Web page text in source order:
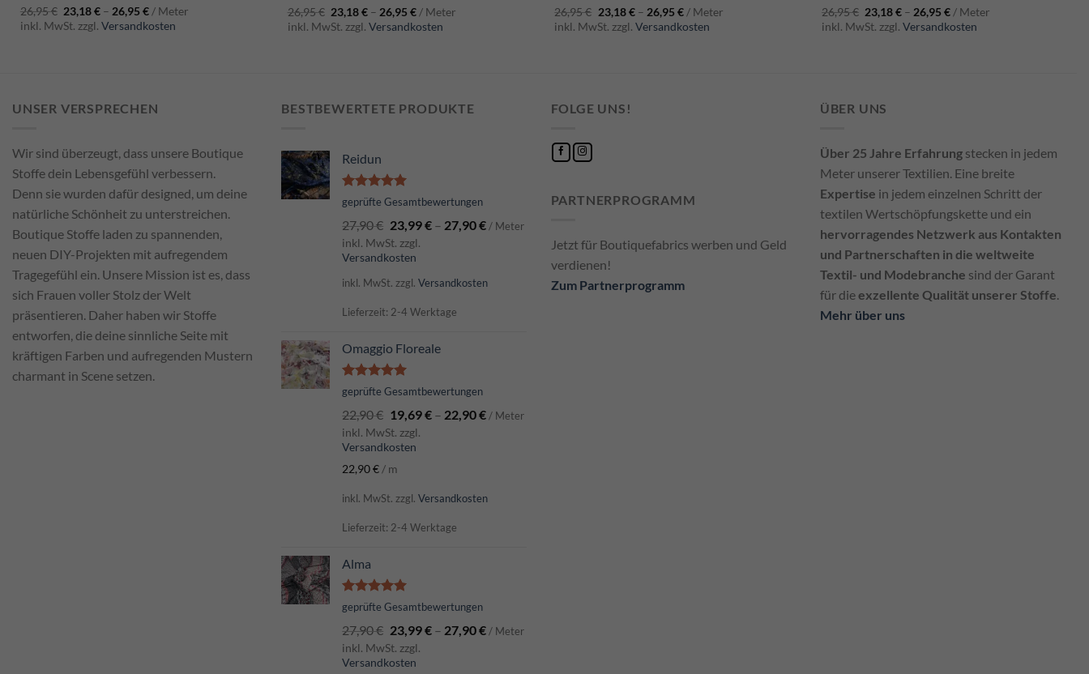
26,95€ 23,18€ – 26,95€ / Meter
inkl. MwSt. zzgl. Versandkosten
26,95€ 23,18€– 26,95 € / Meter
inkl. MwSt. zzgl. Versandkosten
26,95€ 23,18€– 26,95 € / Meter
inkl. MwSt. zzgl.Versandkosten
26,95€ 23,18€ – 26,95€ / Meter
inkl. MwSt. zzgl.Versandkosten
UNSER VERSPRECHEN
Wir sind überzeugt, dass unsere Boutique
Stoffe dein Lebensgefühl verbessern.
Denn sie wurden dafür designed, um deine
natürliche Schönheit zu unterstreichen.
Boutique Stoffe laden zu spannenden,
neuen DIY-Projekten mit aufregendem
Tragegefühl ein. Unsere Mission ist es, dass
sich Frauen voller Stolz der Welt
präsentieren. Daher haben wir Stoffe
entworfen, die deine sinnliche Seite mit
kräftigen Farben und aufregenden Mustern
charmant in Scene setzen.
BESTBEWERTETE PRODUKTE
Reidun
Bewertet
mit
von 5
geprüfte Gesamtbewertungen
27,90€ 23,99€ – 27,90€ / Meter
inkl. MwSt. zzgl.
Versandkosten
inkl. MwSt. zzgl.Versandkosten
Lieferzeit: 2-4 Werktage
Omaggio Floreale
Bewertet
mit
von 5
geprüfte Gesamtbewertungen
22,90€ 19,69€ – 22,90€ / Meter
inkl. MwSt. zzgl.
Versandkosten
22,90€ / m
inkl. MwSt. zzgl.Versandkosten
Lieferzeit: 2-4 Werktage
Alma
Bewertet
von 5
geprüfte Gesamtbewertungen
27,90€ 23,99€ – 27,90€ / Meter
inkl. MwSt. zzgl.
Versandkosten
FOLGE UNS!
PARTNERPROGRAMM
Jetzt für Boutiquefabrics werben und Geld
verdienen!
Zum Partnerprogramm
ÜBER UNS
Über 25 Jahre Erfahrungstecken in jedem
Meter unserer Textilien. Eine breite
Expertise in jedem einzelnen Schritt der
textilen Wertschöpfungskette und ein
hervorragendes Netzwerk aus Kontakten
und Partnerschaften in die weltweite
Textil- und Modebranche sind der Garant
für dieexzellente Qualität unserer Stoffe
Mehr über uns